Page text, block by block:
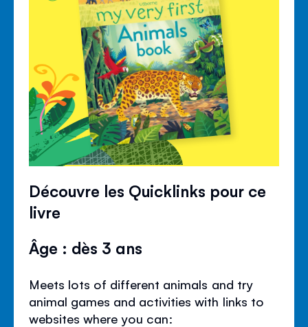
Découvre les Quicklinks pour ce
livre
Âge : dès 3 ans
Meets lots of different animals and try
animal games and activities with links to
websites where you can: